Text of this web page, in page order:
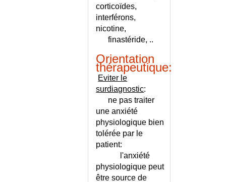
BRONCHOPNEUMOPATHIE
CHRONIQUE OBSTRUCTIVE
BRUGADA (SYNDROME DE)
BRULURE CUTANEE BENIGNE
BRULURE CUTANEE CHEZ
BRULURE CUTANEE GRAVE
BURN OUT SYNDROME
corticoïdes,
interférons,
nicotine,
finastéride, ..
Orientation
thérapeutique:
Eviter le
surdiagnostic:
ne pas traiter
une anxiété
physiologique bien
tolérée par le
patient:
l'anxiété
physiologique peut
être source de